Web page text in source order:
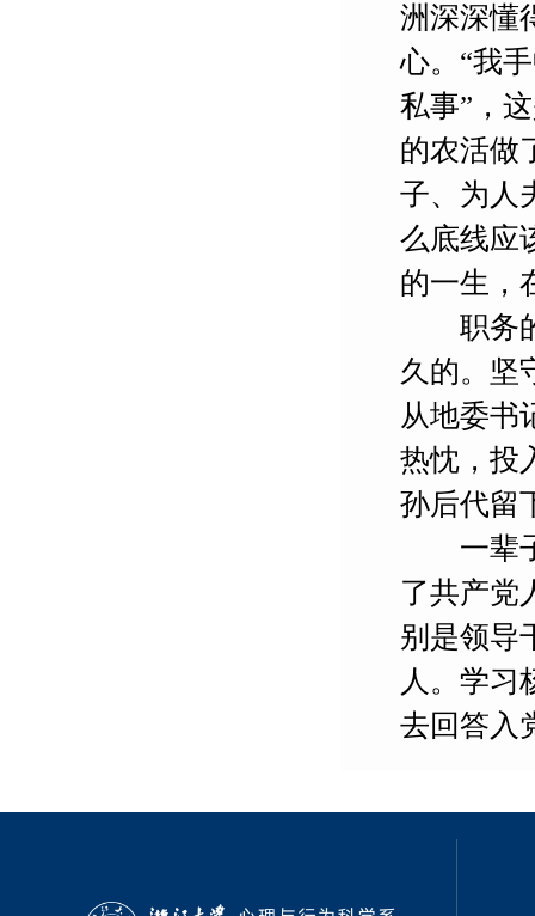
洲深深懂
心。“我
私事”，
的农活做
子、为人
么底线应
的一生，
职务的
久的。坚
从地委书
热忱，投
孙后代留
一辈子
了共产党
别是领导
人。学习
去回答入